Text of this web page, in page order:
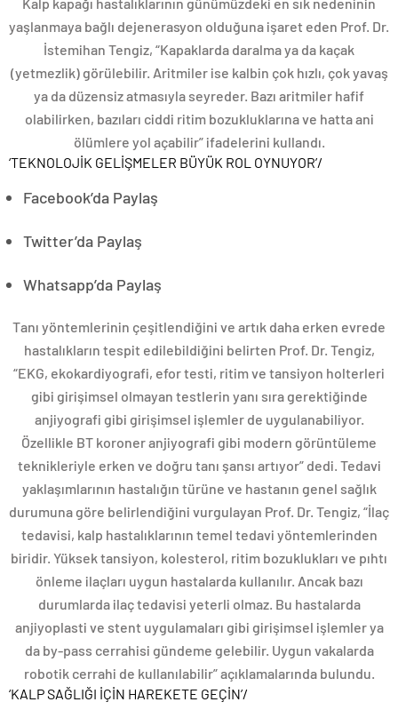
yaşlanmaya bağlı dejenerasyon olduğuna işaret eden Prof. Dr.
İstemihan Tengiz, “Kapaklarda daralma ya da kaçak
(yetmezlik) görülebilir. Aritmiler ise kalbin çok hızlı, çok yavaş
ya da düzensiz atmasıyla seyreder. Bazı aritmiler hafif
olabilirken, bazıları ciddi ritim bozukluklarına ve hatta ani
ölümlere yol açabilir” ifadelerini kullandı.
‘TEKNOLOJİK GELİŞMELER BÜYÜK ROL OYNUYOR’/
Facebook’da Paylaş
Twitter’da Paylaş
Whatsapp’da Paylaş
Tanı yöntemlerinin çeşitlendiğini ve artık daha erken evrede
hastalıkların tespit edilebildiğini belirten Prof. Dr. Tengiz,
“EKG, ekokardiyografi, efor testi, ritim ve tansiyon holterleri
gibi girişimsel olmayan testlerin yanı sıra gerektiğinde
anjiyografi gibi girişimsel işlemler de uygulanabiliyor.
Özellikle BT koroner anjiyografi gibi modern görüntüleme
teknikleriyle erken ve doğru tanı şansı artıyor” dedi. Tedavi
yaklaşımlarının hastalığın türüne ve hastanın genel sağlık
durumuna göre belirlendiğini vurgulayan Prof. Dr. Tengiz, “İlaç
tedavisi, kalp hastalıklarının temel tedavi yöntemlerinden
biridir. Yüksek tansiyon, kolesterol, ritim bozuklukları ve pıhtı
önleme ilaçları uygun hastalarda kullanılır. Ancak bazı
durumlarda ilaç tedavisi yeterli olmaz. Bu hastalarda
anjiyoplasti ve stent uygulamaları gibi girişimsel işlemler ya
da by-pass cerrahisi gündeme gelebilir. Uygun vakalarda
robotik cerrahi de kullanılabilir” açıklamalarında bulundu.
‘KALP SAĞLIĞI İÇİN HAREKETE GEÇİN’/